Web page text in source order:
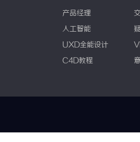
产品经理
人工智能
UXD全能设计
C4D教程